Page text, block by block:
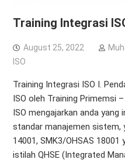
Training Integrasi
August 25, 2022
ISO
Training Integrasi ISO I.
ISO oleh Training Primemsi
ISO mengajarkan anda yang
standar manajemen sistem,
14001, SMK3/OHSAS 18001
istilah QHSE (Integrated